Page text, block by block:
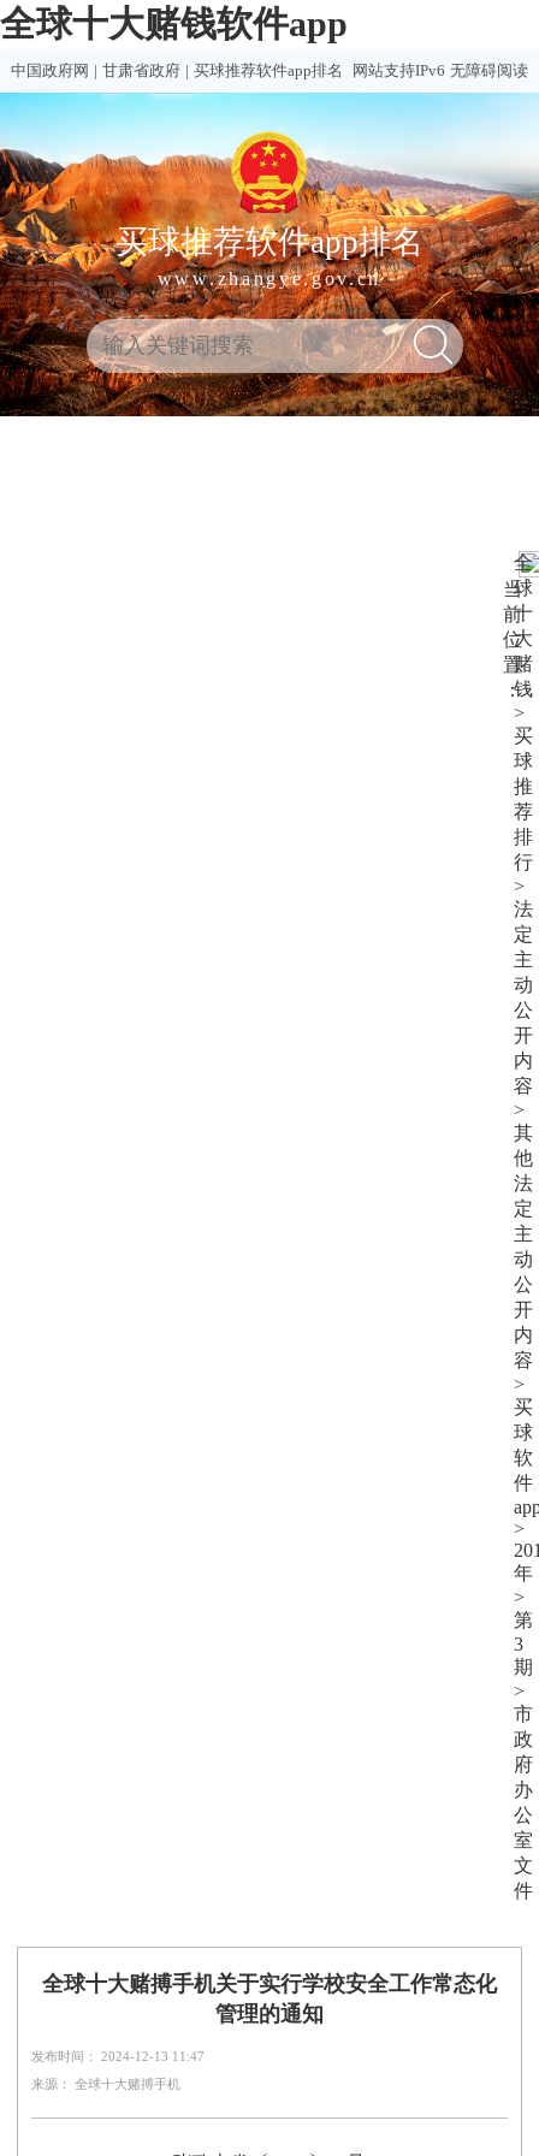
全球十大赌钱软件app
中国政府网 | 甘肃省政府 | 买球推荐软件app排名 网站支持IPv6 无障碍阅读
买球推荐软件app排名
www.zhangye.gov.cn
当
前
位
置
：
全
球
十
大
赌
钱
>
买
球
推
荐
排
行
>
法
定
主
动
公
开
内
容
>
其
他
法
定
主
动
公
开
内
容
>
买
球
软
件
>
年
>
第
3
期
>
市
政
府
办
公
室
文
件
全球十大赌搏手机关于实行学校安全工作常态化
管理的通知
发布时间： 2024-12-13 11:47
来源： 全球十大赌搏手机